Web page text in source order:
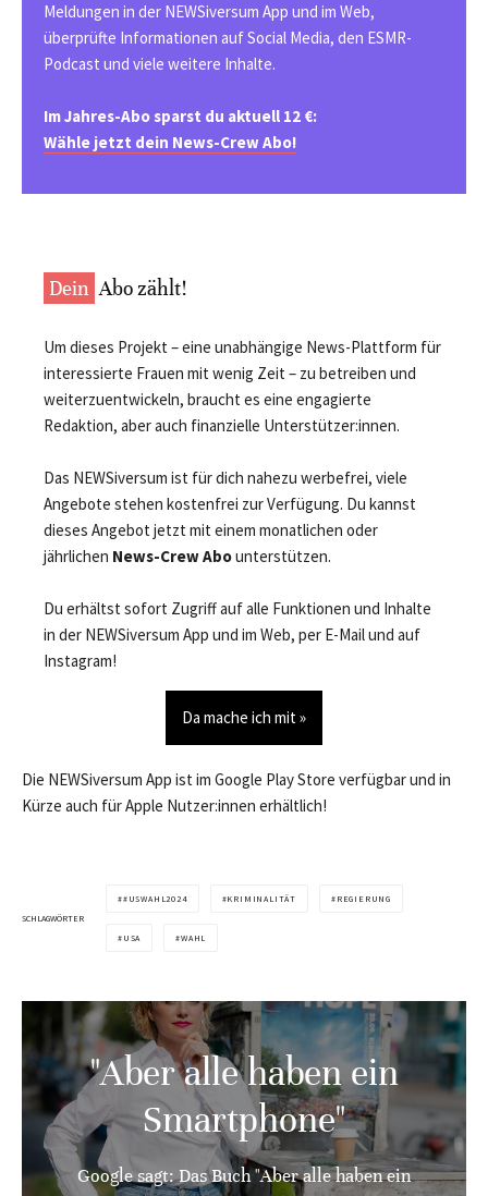
Meldungen in der NEWSiversum App und im Web,
überprüfte Informationen auf Social Media, den ESMR-
Podcast und viele weitere Inhalte.
Im Jahres-Abo sparst du aktuell 12 €:
Wähle jetzt dein News-Crew Abo!
Dein Abo zählt!
Um dieses Projekt – eine unabhängige News-Plattform für
interessierte Frauen mit wenig Zeit – zu betreiben und
weiterzuentwickeln, braucht es eine engagierte
Redaktion, aber auch finanzielle Unterstützer:innen.
Das NEWSiversum ist für dich nahezu werbefrei, viele
Angebote stehen kostenfrei zur Verfügung. Du kannst
dieses Angebot jetzt mit einem monatlichen oder
jährlichen News-Crew Abounterstützen.
Du erhältst sofort Zugriff auf alle Funktionen und Inhalte
in der NEWSiversum App und im Web, per E-Mail und auf
Instagram!
Da mache ich mit »
Die NEWSiversum App ist im Google Play Store verfügbar und in
Kürze auch für Apple Nutzer:innen erhältlich!
SCHLAGWÖRTER
#USWAHL2024 KRIMINALITÄT REGIERUNG
USA WAHL
"Aber alle haben ein
Smartphone"
Google sagt: Das Buch "Aber alle haben ein